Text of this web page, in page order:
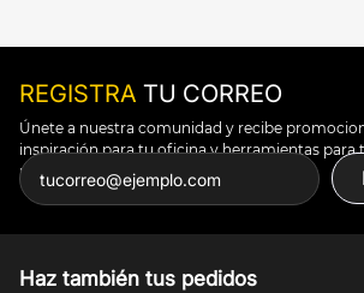
REGISTRA TU CORREO
Únete a nuestra comunidad y recibe
inspiración para tu oficina y herramientas para
puedes todo.
Haz también tus pedidos